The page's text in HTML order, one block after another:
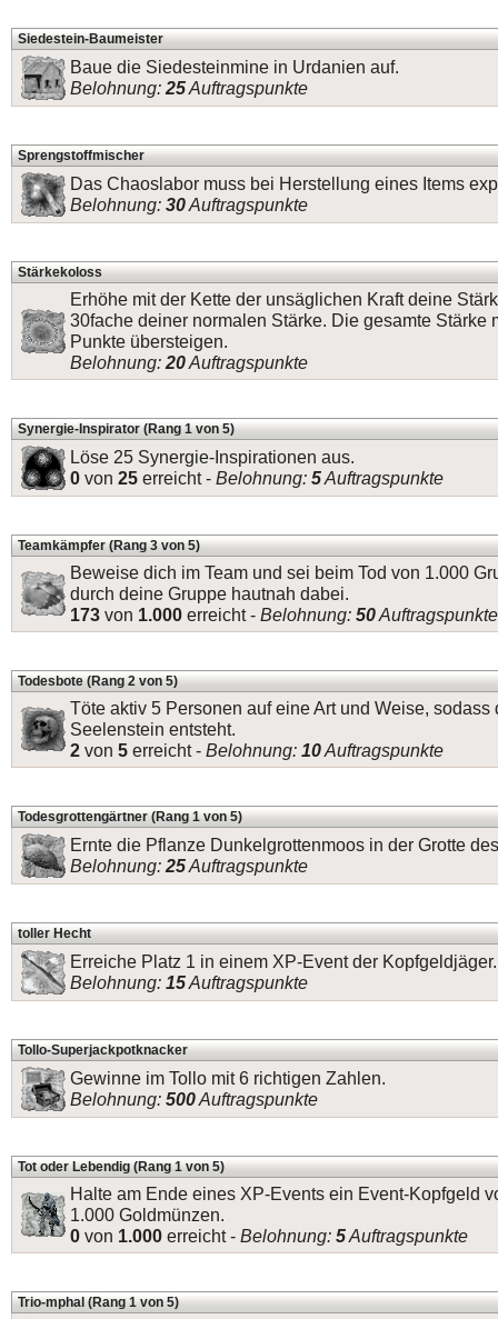
Siedestein-Baumeister
Baue die Siedesteinmine in Urdanien auf.
Belohnung: 25Auftragspunkte
Sprengstoffmischer
Das Chaoslabor muss bei Herstellung eines Items
Belohnung: 30Auftragspunkte
Stärkekoloss
Erhöhe mit der Kette der unsäglichen Kraft deine
30fache deiner normalen Stärke. Die gesamte Stärke
Punkte übersteigen.
Belohnung: 20Auftragspunkte
Synergie-Inspirator (Rang 1 von 5)
Löse 25 Synergie-Inspirationen aus.
0 von 25 erreicht - Belohnung: 5Auftragspunkte
Teamkämpfer (Rang 3 von 5)
Beweise dich im Team und sei beim Tod von 1.000
durch deine Gruppe hautnah dabei.
173 von 1.000 erreicht - Belohnung: 50Auftragspunkte
Todesbote (Rang 2 von 5)
Töte aktiv 5 Personen auf eine Art und Weise, sodass
Seelenstein entsteht.
2 von 5 erreicht - Belohnung: 10Auftragspunkte
Todesgrottengärtner (Rang 1 von 5)
Ernte die Pflanze Dunkelgrottenmoos in der Grotte
Belohnung: 25Auftragspunkte
toller Hecht
Erreiche Platz 1 in einem XP-Event der Kopfgeldjäger.
Belohnung: 15Auftragspunkte
Tollo-Superjackpotknacker
Gewinne im Tollo mit 6 richtigen Zahlen.
Belohnung: 500Auftragspunkte
Tot oder Lebendig (Rang 1 von 5)
Halte am Ende eines XP-Events ein Event-Kopfgeld
1.000 Goldmünzen.
0 von 1.000 erreicht - Belohnung: 5Auftragspunkte
Trio-mphal (Rang 1 von 5)